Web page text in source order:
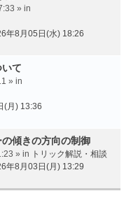
» in
年8月05日(水) 18:26
て
» in
(月) 13:36
傾きの方向の制御
» in トリック解説・相談
年8月03日(月) 13:29